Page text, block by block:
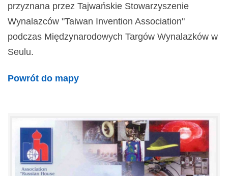
przyznana przez Tajwańskie Stowarzyszenie
Wynalazców "Taiwan Invention Association"
podczas Międzynarodowych Targów Wynalazków w
Seulu.
Powrót do mapy